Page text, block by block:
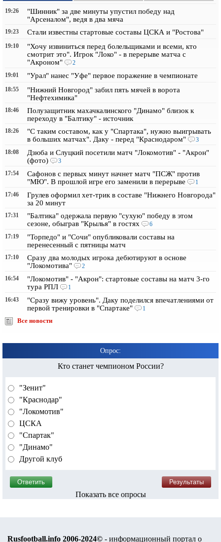
19:26
"Шинник" за две минуты упустил победу над
"Арсеналом", ведя в два мяча
19:23 Стали известны стартовые составы ЦСКА и "Ростова"
19:10
"Хочу извиниться перед болельщиками и всеми, кто
смотрит это". Игрок "Локо" - в перерыве матча с
"Акроном"
2
19:01
"Урал" нанес "Уфе" первое поражение в чемпионате
18:55
"Нижний Новгород" забил пять мячей в ворота
"Нефтехимика"
18:46
Полузащитник махачкалинского "Динамо" близок к
переходу в "Балтику" - источник
18:26
"С таким составом, как у "Спартака", нужно выигрывать
в больших матчах". Даку - перед "Краснодаром"
3
18:08
Дзюба и Слуцкий посетили матч "Локомотив" - "Акрон"
(фото)
3
17:54
Сафонов с первых минут начнет матч "ПСЖ" против
"МЮ". В прошлой игре его заменили в перерыве
1
17:46
Грулев оформил хет-трик в составе "Нижнего Новгорода"
за 20 минут
17:31
"Балтика" одержала первую "сухую" победу в этом
сезоне, обыграв "Крылья" в гостях
6
17:19
"Торпедо" и "Сочи" опубликовали составы на
перенесенный с пятницы матч
17:10
Сразу два молодых игрока дебютируют в основе
"Локомотива"
2
16:54
"Локомотив" - "Акрон": стартовые составы на матч 3-го
тура РПЛ
1
16:43
"Сразу вижу уровень". Даку поделился впечатлениями от
первой тренировки в "Спартаке"
1
Все новости
Опрос:
Кто станет чемпионом России?
"Зенит"
"Краснодар"
"Локомотив"
ЦСКА
"Спартак"
"Динамо"
Другой клуб
Показать все опросы
Rusfootball.info 2006-2024© - информационный портал о